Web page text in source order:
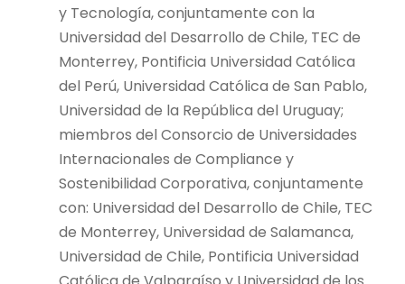
y Tecnología, conjuntamente con la
Universidad del Desarrollo de Chile, TEC de
Monterrey, Pontificia Universidad Católica
del Perú, Universidad Católica de San Pablo,
Universidad de la República del Uruguay;
miembros del Consorcio de Universidades
Internacionales de Compliance y
Sostenibilidad Corporativa, conjuntamente
con: Universidad del Desarrollo de Chile, TEC
de Monterrey, Universidad de Salamanca,
Universidad de Chile, Pontificia Universidad